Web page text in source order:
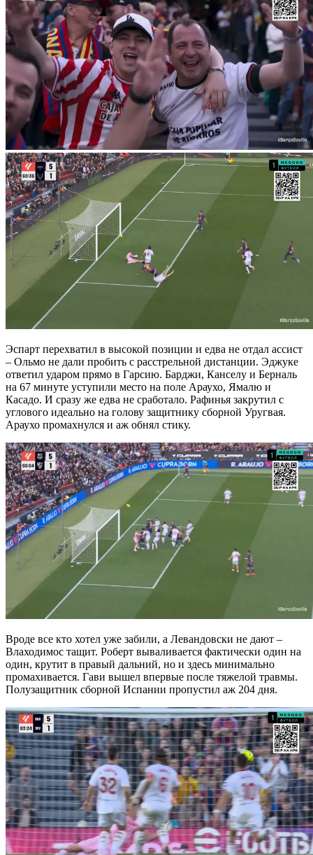
Эспарт перехватил в высокой позиции и едва не отдал ассист
– Ольмо не дали пробить с расстрельной дистанции. Эджуке
ответил ударом прямо в Гарсию. Барджи, Канселу и Берналь
на 67 минуте уступили место на поле Араухо, Ямалю и
Касадо. И сразу же едва не сработало. Рафинья закрутил с
углового идеально на голову защитнику сборной Уругвая.
Араухо промахнулся и аж обнял стику.
Вроде все кто хотел уже забили, а Левандовски не дают –
Влаходимос тащит. Роберт вываливается фактически один на
один, крутит в правый дальний, но и здесь минимально
промахивается. Гави вышел впервые после тяжелой травмы.
Полузащитник сборной Испании пропустил аж 204 дня.